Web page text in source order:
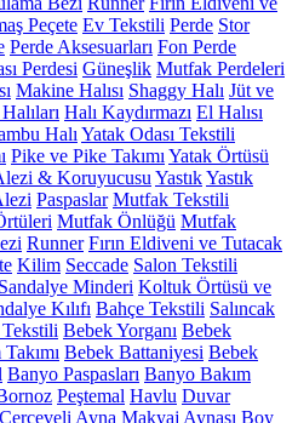
Peçete Ev Tekstili Perde Stor
Perde Aksesuarları Fon Perde
Perdesi Güneşlik Mutfak Perdeleri
Makine Halısı Shaggy Halı Jüt ve
Halı Kaydırmazı El Halısı
Halı Yatak Odası Tekstili
Pike ve Pike Takımı Yatak Örtüsü
& Koruyucusu YastıkYastık
Paspaslar Mutfak Tekstili
Mutfak Önlüğü Mutfak
Runner Fırın Eldiveni ve Tutacak
Kilim Seccade Salon Tekstili
Sandalye Minderi Koltuk Örtüsü ve
Kılıfı Bahçe Tekstili Salıncak
Tekstili Bebek Yorganı Bebek
Bebek Battaniyesi Bebek
Banyo Paspasları Banyo Bakım
Peştemal Havlu Duvar
Çerçeveli Ayna Makyaj Aynası Boy